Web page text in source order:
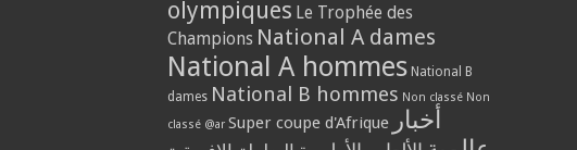
olympiques Le Trophée des
Champions National A dames
National A hommes National B
dames National B hommes Non classé Non
classé @ar Super coupe d'Afrique أخبار